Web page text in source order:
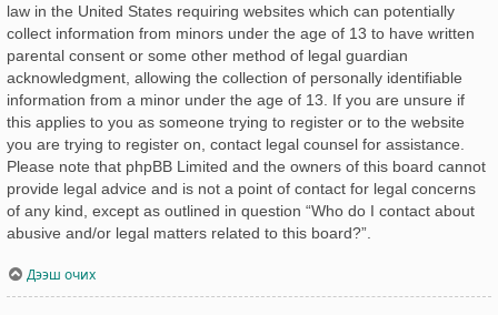
law in the United States requiring websites which can potentially
collect information from minors under the age of 13 to have written
parental consent or some other method of legal guardian
acknowledgment, allowing the collection of personally identifiable
information from a minor under the age of 13. If you are unsure if
this applies to you as someone trying to register or to the website
you are trying to register on, contact legal counsel for assistance.
Please note that phpBB Limited and the owners of this board cannot
provide legal advice and is not a point of contact for legal concerns
of any kind, except as outlined in question “Who do I contact about
abusive and/or legal matters related to this board?”.
Дээш очих